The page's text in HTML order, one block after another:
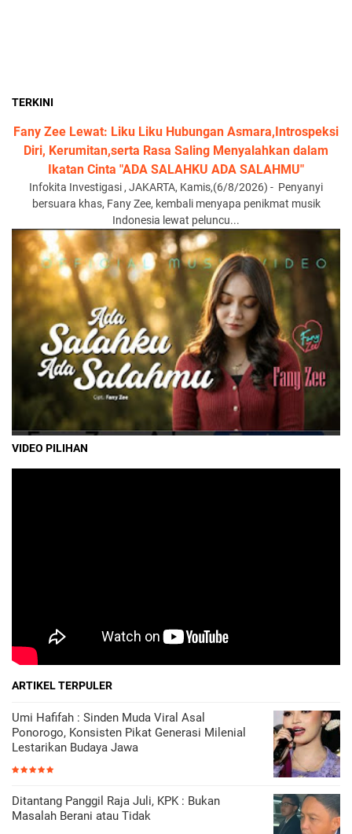
TERKINI
Fany Zee Lewat: Liku Liku Hubungan Asmara,Introspeksi
Diri, Kerumitan,serta Rasa Saling Menyalahkan dalam
Ikatan Cinta "ADA SALAHKU ADA SALAHMU"
Infokita Investigasi , JAKARTA, Kamis,(6/8/2026) - Penyanyi
bersuara khas, Fany Zee, kembali menyapa penikmat musik
Indonesia lewat peluncu...
VIDEO PILIHAN
ARTIKEL TERPULER
Umi Hafifah : Sinden Muda Viral Asal
Ponorogo, Konsisten Pikat Generasi Milenial
Lestarikan Budaya Jawa
Ditantang Panggil Raja Juli, KPK : Bukan
Masalah Berani atau Tidak